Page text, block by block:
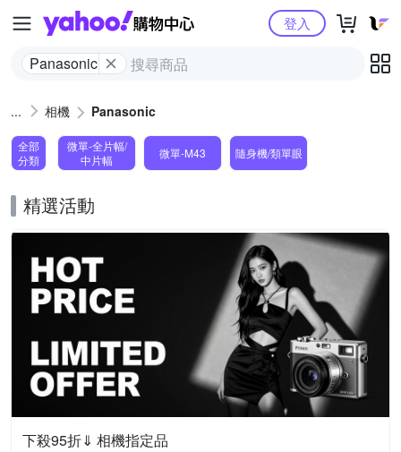
Yahoo購物中心
Panasonic
登入
相機 Panasonic
全部
分類
微單-全片幅/
中片幅
微單-M43 隨身機/類單眼
精選活動
下殺95折⇓ 相機指定品